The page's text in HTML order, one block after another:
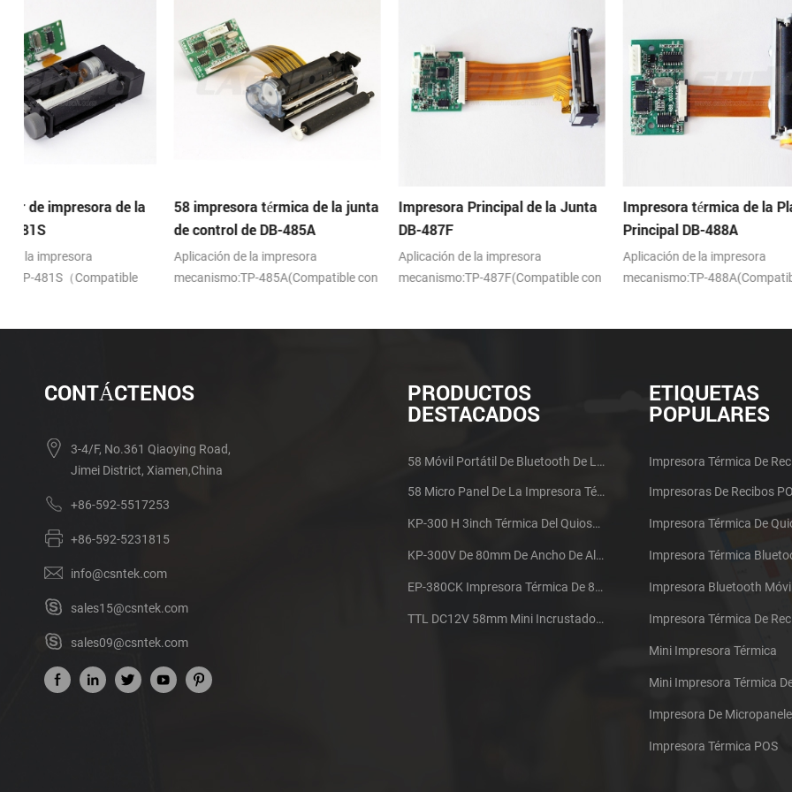
58 impresora térmica de la junta
de control de DB-485A
Aplicación de la impresora
mecanismo:TP-485A(Compatible con
Impresora Principal de la Junta
DB-487F
Aplicación de la impresora
mecanismo:TP-487F(Compatible con
Impresora térmica de la Placa
Aplicación de la impresora
mecanismo:TP-488A(Compatible con
Impresora
la junta de
Aplicación de
CONTÁCTENOS
3-4/F, No.361 Qiaoying Road,
Jimei District, Xiamen,China
+86-592-5517253
+86-592-5231815
info@csntek.com
sales15@csntek.com
sales09@csntek.com
PRODUCTOS
DESTACADOS
58 Móvil Portátil De Bluetooth De La Impresora Térmica De PTP-II
58 Micro Panel De La Impresora Térmica De Recibos CSN-A1
KP-300 H 3inch Térmica Del Quiosco De La Impresora Módulo De
KP-300V De 80mm De Ancho De Alta Velocidad De La Impresora Térmica Del Quiosco
EP-380CK Impresora Térmica De 80 Mm Con Bloqueo De La Tapa
TTL DC12V 58mm Mini Incrustado Taxi De La Impresora Térmica De Recibos
ETIQUETAS
POPULARES
Impresora Térmica De
Impresoras De Recibos
Impresora Térmica De
Impresora Térmica
Impresora Bluetooth Móvil
Mini Impresora Térmica
Mini Impresora Térmica
Impresora De
Impresora Térmica POS